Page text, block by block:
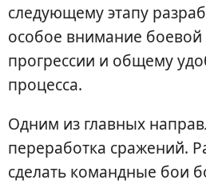
следующему этапу
особое внимание боевой
прогрессии и общему
процесса.
Одним из главных
переработка сражений.
сделать командные бои